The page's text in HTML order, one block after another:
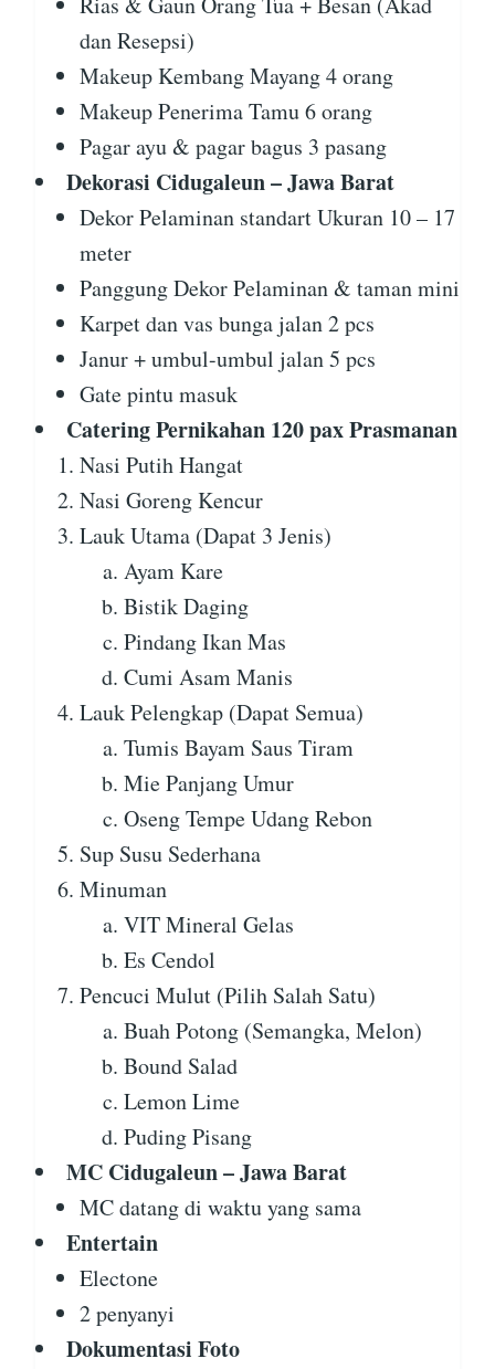
dan Resepsi)
Makeup Kembang Mayang 4 orang
Makeup Penerima Tamu 6 orang
Pagar ayu & pagar bagus 3 pasang
Dekorasi Cidugaleun – Jawa Barat
Dekor Pelaminan standart Ukuran 10 – 17
meter
Panggung Dekor Pelaminan & taman mini
Karpet dan vas bunga jalan 2 pcs
Janur + umbul-umbul jalan 5 pcs
Gate pintu masuk
Catering Pernikahan 120 pax Prasmanan
Nasi Putih Hangat
Nasi Goreng Kencur
Lauk Utama (Dapat 3 Jenis)
Ayam Kare
Bistik Daging
Pindang Ikan Mas
Cumi Asam Manis
Lauk Pelengkap (Dapat Semua)
Tumis Bayam Saus Tiram
Mie Panjang Umur
Oseng Tempe Udang Rebon
Sup Susu Sederhana
Minuman
VIT Mineral Gelas
Es Cendol
Pencuci Mulut (Pilih Salah Satu)
Buah Potong (Semangka, Melon)
Bound Salad
Lemon Lime
Puding Pisang
MC Cidugaleun – Jawa Barat
MC datang di waktu yang sama
Entertain
Electone
2 penyanyi
Dokumentasi Foto